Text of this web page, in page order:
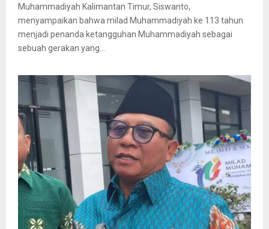
Muhammadiyah Kalimantan Timur, Siswanto,
menyampaikan bahwa milad Muhammadiyah ke 113 tahun
menjadi penanda ketangguhan Muhammadiyah sebagai
sebuah gerakan yang...